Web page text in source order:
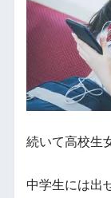
続いて高校生
中学生には出